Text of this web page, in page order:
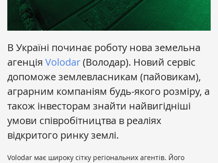
В Україні починає роботу нова земельна
агенція Volodar(Володар). Новий сервіс
допоможе землевласникам (пайовикам),
аграрним компаніям будь-якого розміру, а
також інвесторам знайти найвигідніші
умови співробітництва в реаліях
відкритого ринку землі.
Volodar має широку сітку регіональних агентів. Його